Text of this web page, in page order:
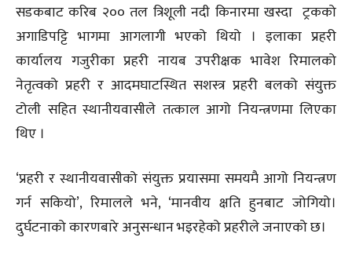
सडकबाट करिब २०० तल त्रिशूली नदी किनारमा खस्दा ट्रकको
अगाडिपट्टि भागमा आगलागी भएको थियो । इलाका प्रहरी
कार्यालय गजुरीका प्रहरी नायब उपरीक्षक भावेश रिमालको
नेतृत्वको प्रहरी र आदमघाटस्थित सशस्त्र प्रहरी बलको संयुक्त
टोली सहित स्थानीयवासीले तत्काल आगो नियन्त्रणमा लिएका
थिए ।
‘प्रहरी र स्थानीयवासीको संयुक्त प्रयासमा समयमै आगो नियन्त्रण
गर्न सकियो’, रिमालले भने, ‘मानवीय क्षति हुनबाट जोगियो।
दुर्घटनाको कारणबारे अनुसन्धान भइरहेको प्रहरीले जनाएको छ।